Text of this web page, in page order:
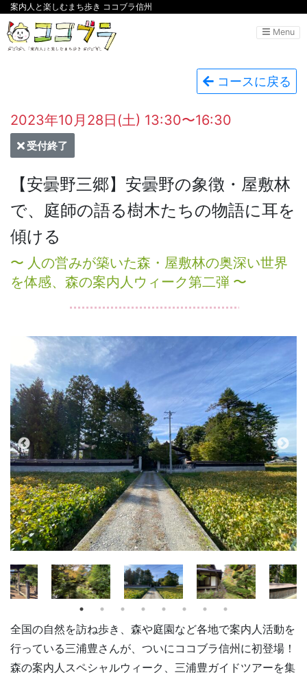
案内人と楽しむまち歩き ココブラ信州
Menu
コースに戻る
2023年10月28日(土) 13:30〜16:30
受付終了
【安曇野三郷】安曇野の象徴・屋敷林
で、庭師の語る樹木たちの物語に耳を
傾ける
〜 人の営みが築いた森・屋敷林の奥深い世界
を体感、森の案内人ウィーク第二弾 〜
全国の自然を訪ね歩き、森や庭園など各地で案内人活動を
行っている三浦豊さんが、ついにココブラ信州に初登場！
森の案内人スペシャルウィーク、三浦豊ガイドツアーを集